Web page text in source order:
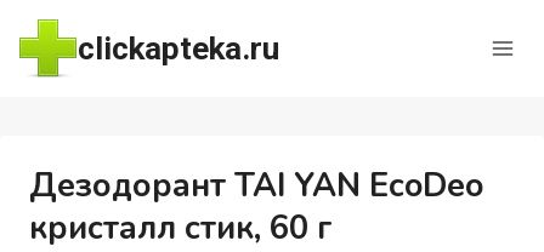
Перейти
содержимому
clickapteka.ru
Дезодорант TAI YAN EcoDeo
кристалл стик, 60 г